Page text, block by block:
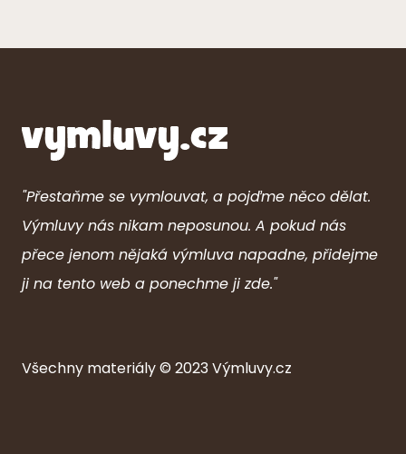
"Přestaňme se vymlouvat, a pojďme něco dělat.
Výmluvy nás nikam neposunou. A pokud nás
přece jenom nějaká výmluva napadne, přidejme
ji na tento web a ponechme ji zde."
Všechny materiály © 2023Výmluvy.cz